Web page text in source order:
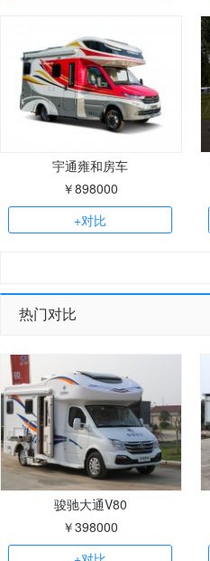
宇通雍和房车
￥898000
+对比
热门对比
骏驰大通V80
￥398000